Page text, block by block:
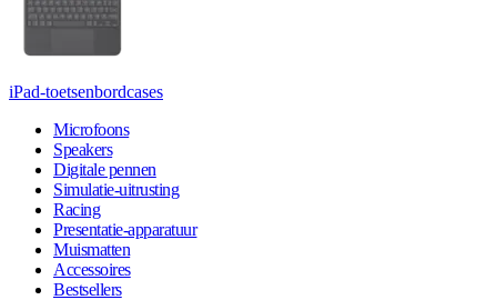
iPad-toetsenbordcases
Microfoons
Speakers
Digitale pennen
Simulatie-uitrusting
Racing
Presentatie-apparatuur
Muismatten
Accessoires
Bestsellers